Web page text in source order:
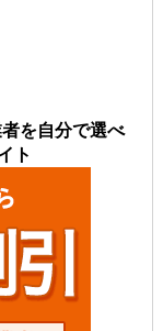
を自分で選べ
ト